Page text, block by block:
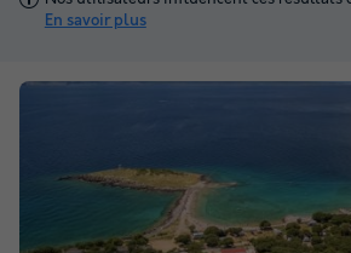
En savoir plus